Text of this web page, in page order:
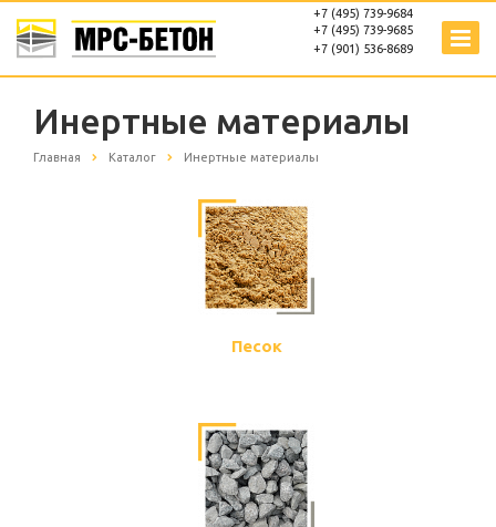
+7 (495) 739-9684
+7 (495) 739-9685
+7 (901) 536-8689
Инертные материалы
Главная Каталог Инертные материалы
Песок